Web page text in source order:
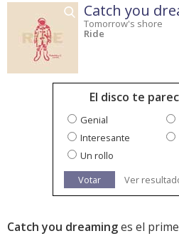
Catch you
Tomorrow's shore
Ride
El disco te
Genial
Interesante
Un rollo
Votar
Ver
Catch you dreaminges el